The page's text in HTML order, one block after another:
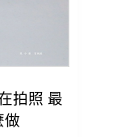
拍照 最
做